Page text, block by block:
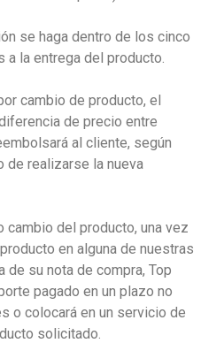
se haga dentro de los cinco
la entrega del producto.
cambio de producto, el
de precio entre
al cliente, según
de realizarse la nueva
cambio del producto, una vez
en alguna de nuestras
de su nota de compra, Top
pagado en un plazo no
o colocará en un servicio de
solicitado.